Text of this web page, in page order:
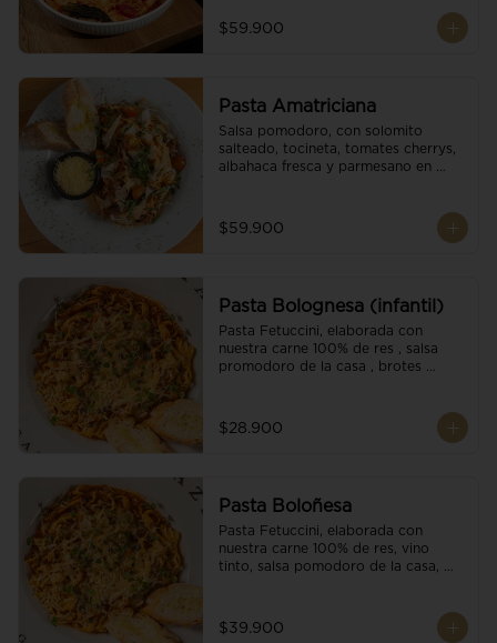
$59.900
Pasta Amatriciana
Salsa pomodoro, con solomito
salteado, tocineta, tomates cherrys,
albahaca fresca y parmesano en
$59.900
Pasta Bolognesa (infantil)
Pasta Fetuccini, elaborada con
nuestra carne 100% de res , salsa
promodoro de la casa , brotes
$28.900
Pasta Boloñesa
Pasta Fetuccini, elaborada con
nuestra carne 100% de res, vino
tinto, salsa pomodoro de la casa,
$39.900